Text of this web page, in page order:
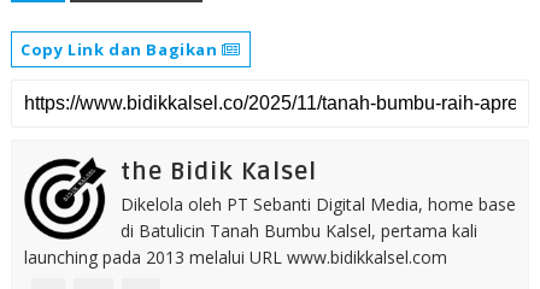
Copy Link dan Bagikan
the Bidik Kalsel
Dikelola oleh PT Sebanti Digital Media, home base
di Batulicin Tanah Bumbu Kalsel, pertama kali
launching pada 2013 melalui URL www.bidikkalsel.com